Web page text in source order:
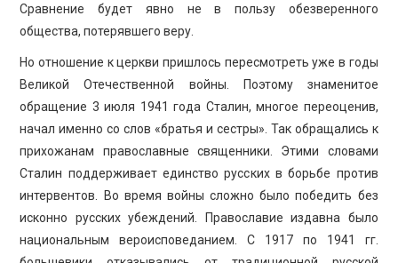
Сравнение будет явно не в пользу обезверенного
общества, потерявшего веру.
Но отношение к церкви пришлось пересмотреть уже в годы
Великой Отечественной войны. Поэтому знаменитое
обращение 3 июля 1941 года Сталин, многое переоценив,
начал именно со слов «братья и сестры». Так обращались к
прихожанам православные священники. Этими словами
Сталин поддерживает единство русских в борьбе против
интервентов. Во время войны сложно было победить без
исконно русских убеждений. Православие издавна было
национальным вероисповеданием. С 1917 по 1941 гг.